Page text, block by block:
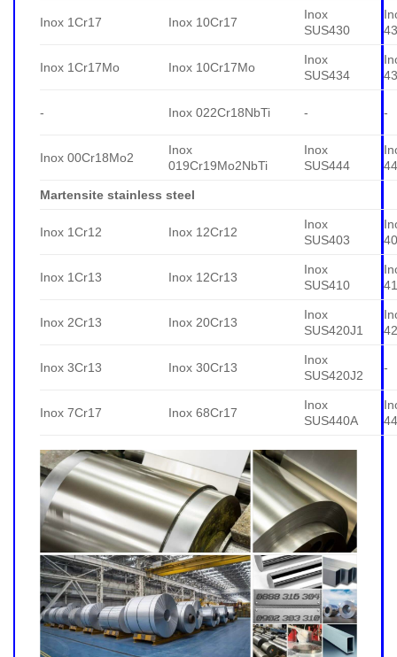
Inox 1Cr17 Inox 10Cr17
Inox
SUS430
Inox 1Cr17Mo Inox 10Cr17Mo
Inox
SUS434
- Inox 022Cr18NbTi - -
Inox 00Cr18Mo2
Inox
019Cr19Mo2NbTi
Inox
SUS444
Martensite stainless steel
Inox 1Cr12 Inox 12Cr12
Inox
SUS403
Inox 1Cr13 Inox 12Cr13
Inox
SUS410
Inox 2Cr13 Inox 20Cr13
Inox
SUS420J1
Inox 3Cr13 Inox 30Cr13
Inox
SUS420J2
-
Inox 7Cr17 Inox 68Cr17
Inox
SUS440A